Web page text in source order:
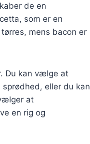
de en
som er en
mens bacon er
Du kan vælge at
eller du kan
at
en rig og